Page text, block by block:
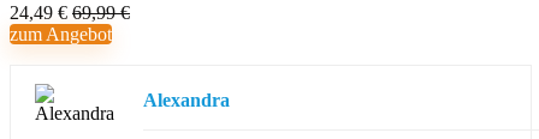
24,49 € 69,99 €
zum Angebot
Alexandra